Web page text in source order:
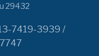
29432
7419-3939 /